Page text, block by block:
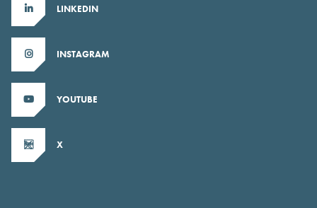
LINKEDIN
INSTAGRAM
YOUTUBE
X